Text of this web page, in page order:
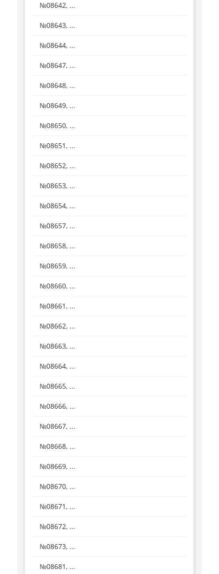
№08642, ...
№08643, ...
№08644, ...
№08647, ...
№08648, ...
№08649, ...
№08650, ...
№08651, ...
№08652, ...
№08653, ...
№08654, ...
№08657, ...
№08658, ...
№08659, ...
№08660, ...
№08661, ...
№08662, ...
№08663, ...
№08664, ...
№08665, ...
№08666, ...
№08667, ...
№08668, ...
№08669, ...
№08670, ...
№08671, ...
№08672, ...
№08673, ...
№08681, ...